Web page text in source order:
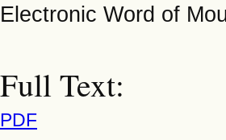
Electronic Word of
Full Text:
PDF